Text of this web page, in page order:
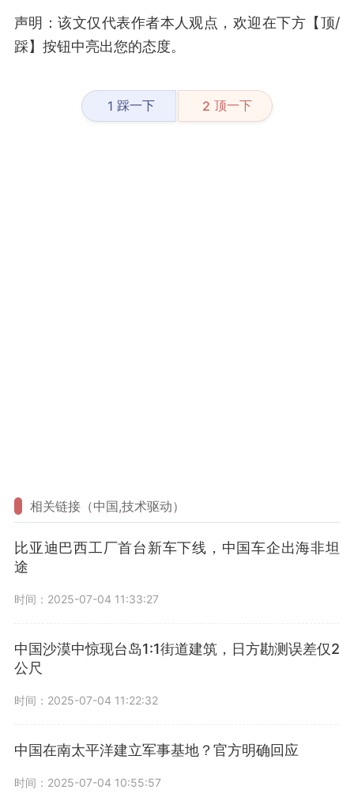
声明：该文仅代表作者本人观点，欢迎在下方【顶/
踩】按钮中亮出您的态度。
1 踩一下 2 顶一下
相关链接（中国,技术驱动）
比亚迪巴西工厂首台新车下线，中国车企出海非坦
途
时间：2025-07-04 11:33:27
中国沙漠中惊现台岛1:1街道建筑，日方勘测误差仅2
公尺
时间：2025-07-04 11:22:32
中国在南太平洋建立军事基地？官方明确回应
时间：2025-07-04 10:55:57